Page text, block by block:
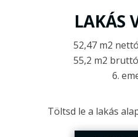
LAKÁS
52,47 m2
55,2 m2
6.
Töltsd le a lakás